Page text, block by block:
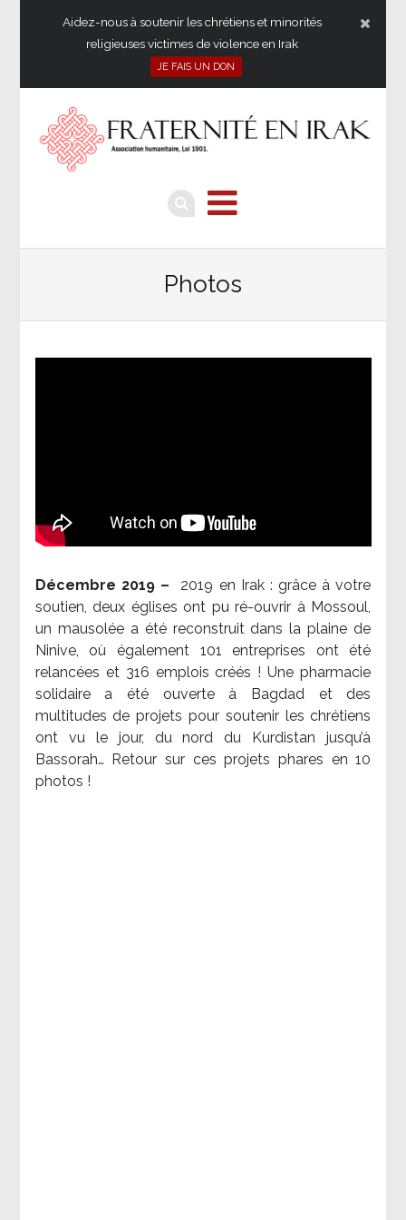
Aidez-nous à soutenir les chrétiens et minorités
religieuses victimes de violence en Irak
JE FAIS UN DON
Photos
Décembre 2019 – 2019 en Irak : grâce à votre
soutien, deux églises ont pu ré-ouvrir à Mossoul,
un mausolée a été reconstruit dans la plaine de
Ninive, où également 101 entreprises ont été
relancées et 316 emplois créés ! Une pharmacie
solidaire a été ouverte à Bagdad et des
multitudes de projets pour soutenir les chrétiens
ont vu le jour, du nord du Kurdistan jusqu’à
Bassorah… Retour sur ces projets phares en 10
photos !